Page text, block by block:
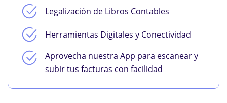
Legalización de Libros Contables
Herramientas Digitales y Conectividad
Aprovecha nuestra App para escanear y
subir tus facturas con facilidad